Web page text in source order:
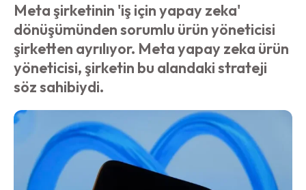
Meta şirketinin 'iş için yapay zeka'
dönüşümünden sorumlu ürün yöneticisi
şirketten ayrılıyor. Meta yapay zeka ürün
yöneticisi, şirketin bu alandaki strateji
söz sahibiydi.